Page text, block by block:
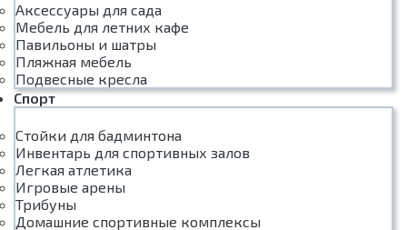
Аксессуары для сада
Мебель для летних кафе
Павильоны и шатры
Пляжная мебель
Подвесные кресла
Спорт
Стойки для бадминтона
Инвентарь для спортивных залов
Легкая атлетика
Игровые арены
Трибуны
Домашние спортивные комплексы